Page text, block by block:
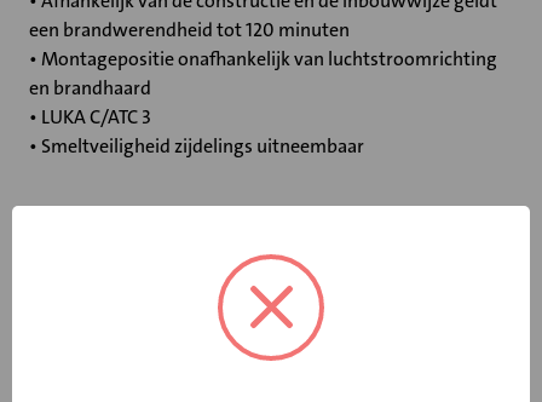
een brandwerendheid tot 120 minuten
• Montagepositie onafhankelijk van luchtstroomrichting
en brandhaard
• LUKA C/ATC 3
• Smeltveiligheid zijdelings uitneembaar
Standaard smeltpatroon